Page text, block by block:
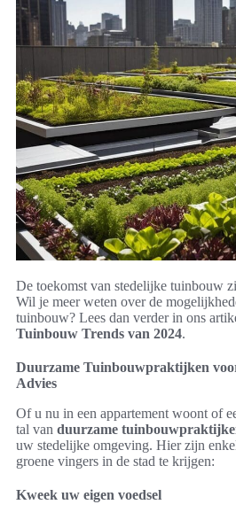
De toekomst van stedelijke tuinbouw
Wil je meer weten over de
tuinbouw? Lees dan verder in ons
Tuinbouw Trends van 2024.
Duurzame Tuinbouwpraktijken
Advies
Of u nu in een appartement woont of
tal van duurzame
uw stedelijke omgeving. Hier zijn
groene vingers in de stad te krijgen:
Kweek uw eigen voedsel